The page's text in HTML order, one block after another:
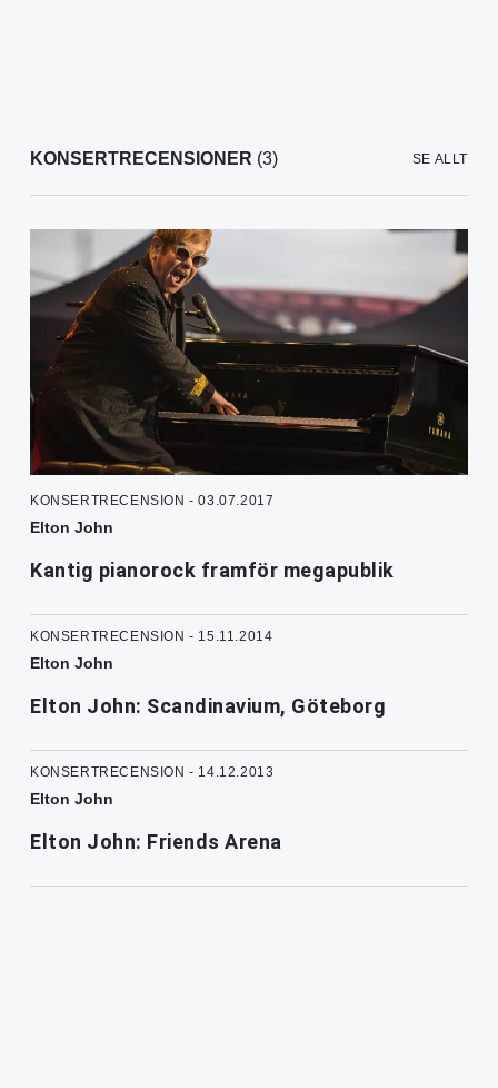
KONSERTRECENSIONER (3) SE ALLT
KONSERTRECENSION - 03.07.2017
Elton John
Kantig pianorock framför megapublik
KONSERTRECENSION - 15.11.2014
Elton John
Elton John: Scandinavium, Göteborg
KONSERTRECENSION - 14.12.2013
Elton John
Elton John: Friends Arena